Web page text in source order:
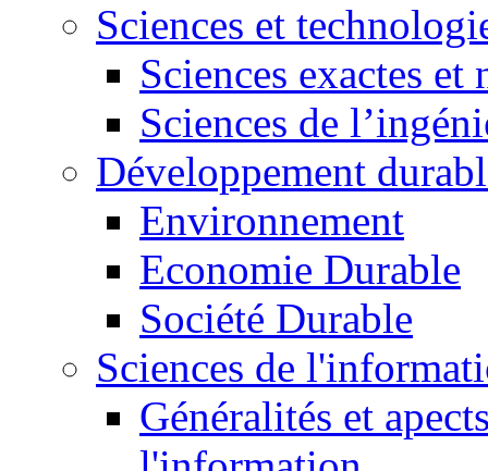
Sciences et
Sciences exactes et
Sciences de
Développement
Environnement
Economie Durable
Société Durable
Sciences de
Généralités et